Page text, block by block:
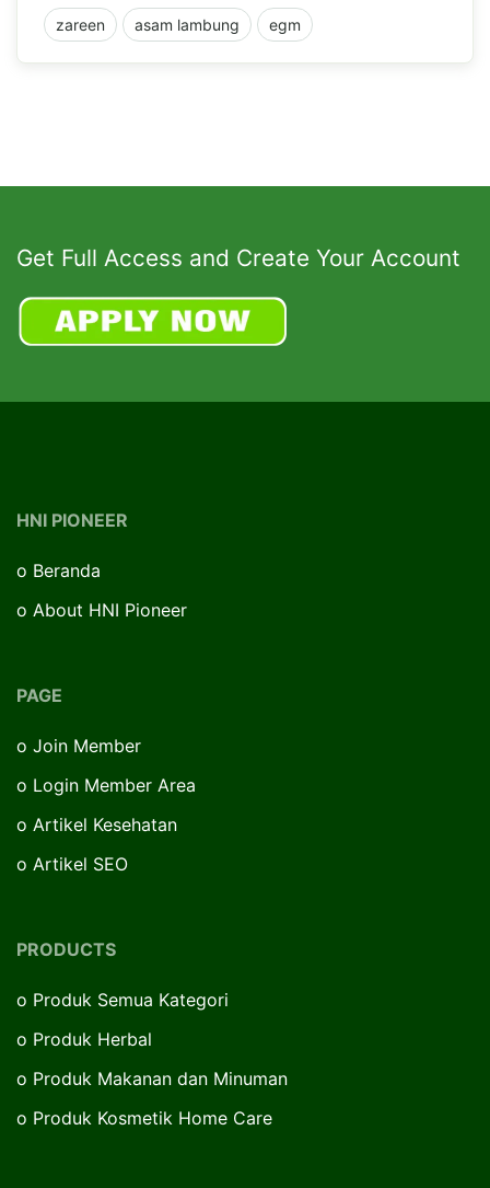
zareen asam lambung egm
Get Full Access and Create Your Account
HNI PIONEER
o Beranda
o About HNI Pioneer
PAGE
o Join Member
o Login Member Area
o Artikel Kesehatan
o Artikel SEO
PRODUCTS
o Produk Semua Kategori
o Produk Herbal
o Produk Makanan dan Minuman
o Produk Kosmetik Home Care